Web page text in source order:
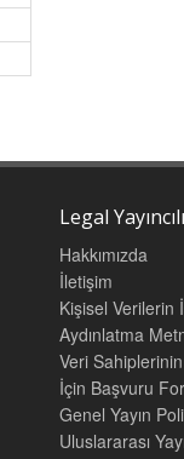
Legal
Hakkımızda
İletişim
Kişisel Verilerin
Aydınlatma
Veri Sahiplerinin
İçin Başvuru
Genel Yayın
Uluslararası